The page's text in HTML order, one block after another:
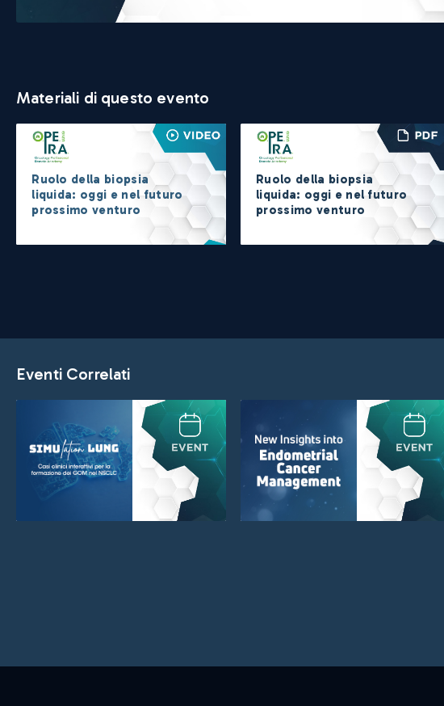
Materiali di questo evento
Ruolo della biopsia
liquida: oggi e nel futuro
prossimo venturo
Ruolo della biopsia
liquida: oggi e nel futuro
prossimo venturo
Eventi Correlati